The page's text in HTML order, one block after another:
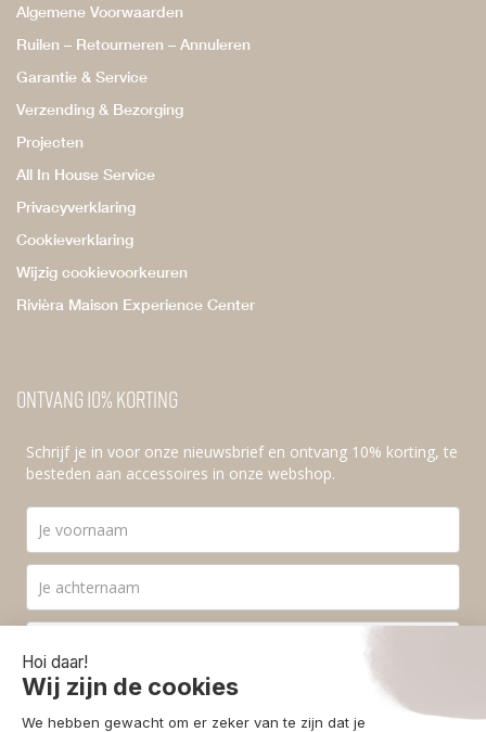
Algemene Voorwaarden
Ruilen – Retourneren – Annuleren
Garantie & Service
Verzending & Bezorging
Projecten
All In House Service
Privacyverklaring
Cookieverklaring
Wijzig cookievoorkeuren
Rivièra Maison Experience Center
Ontvang 10% korting
Schrijf je in voor onze nieuwsbrief en ontvang 10% korting, te
besteden aan accessoires in onze webshop.
Ik ga akkoord met deprivacyvoorwaarden